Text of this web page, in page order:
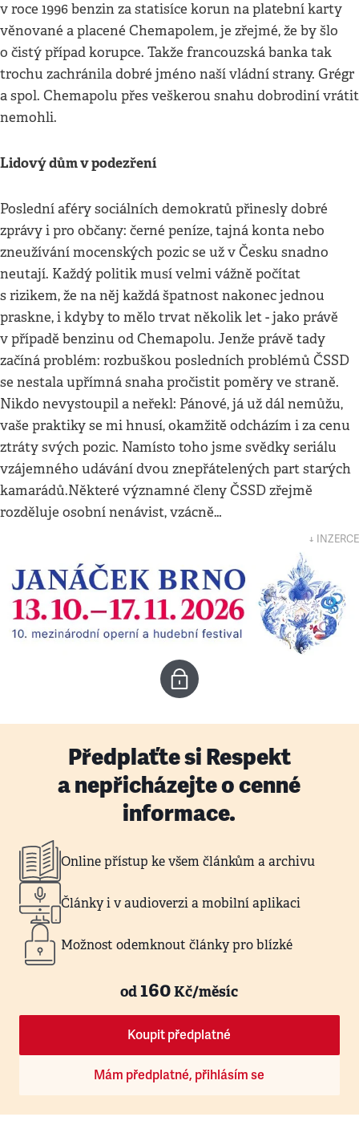
v roce 1996 benzin za statisíce korun na platební karty
věnované a placené Chemapolem, je zřejmé, že by šlo
o čistý případ korupce. Takže francouzská banka tak
trochu zachránila dobré jméno naší vládní strany. Grégr
a spol. Chemapolu přes veškerou snahu dobrodiní vrátit
nemohli.
Lidový dům v podezření
Poslední aféry sociálních demokratů přinesly dobré
zprávy i pro občany: černé peníze, tajná konta nebo
zneužívání mocenských pozic se už v Česku snadno
neutají. Každý politik musí velmi vážně počítat
s rizikem, že na něj každá špatnost nakonec jednou
praskne, i kdyby to mělo trvat několik let - jako právě
v případě benzinu od Chemapolu. Jenže právě tady
začíná problém: rozbuškou posledních problémů ČSSD
se nestala upřímná snaha pročistit poměry ve straně.
Nikdo nevystoupil a neřekl: Pánové, já už dál nemůžu,
vaše praktiky se mi hnusí, okamžitě odcházím i za cenu
ztráty svých pozic. Namísto toho jsme svědky seriálu
vzájemného udávání dvou znepřátelených part starých
kamarádů.Některé významné členy ČSSD zřejmě
rozděluje osobní nenávist, vzácně…
↓ INZERCE
Předplaťte si Respekt
a nepřicházejte o cenné
informace.
Online přístup ke všem článkům a archivu
Články i v audioverzi a mobilní aplikaci
Možnost odemknout články pro blízké
od160Kč/měsíc
Koupit předplatné
Mám předplatné, přihlásím se